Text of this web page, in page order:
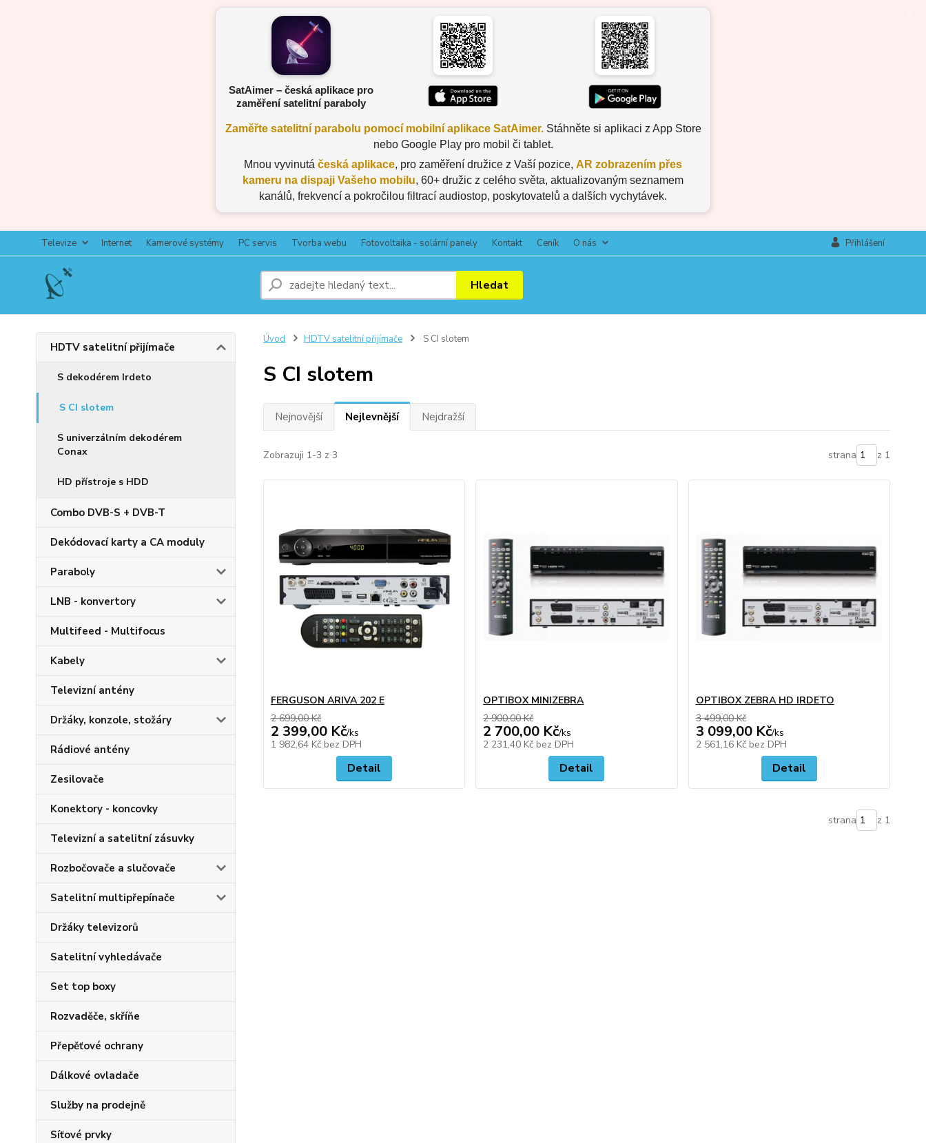
SatAimer – česká aplikace pro
zaměření satelitní paraboly
Zaměřte satelitní parabolu pomocí mobilní aplikace SatAimer.Stáhněte si aplikaci z App Store
nebo Google Play pro mobil či tablet.
Mnou vyvinutá česká aplikace, pro zaměření družice z Vaší pozice, AR zobrazením přes
kameru na dispaji Vašeho mobilu, 60+ družic z celého světa, aktualizovaným seznamem
kanálů, frekvencí a pokročilou filtrací audiostop, poskytovatelů a dalších vychytávek.
Televize Internet Kamerové systémy PC servis Tvorba webu Fotovoltaika - solární panely Kontakt Ceník O nás Přihlášení
Hledat
HDTV satelitní přijímače
S dekodérem Irdeto
S CI slotem
S univerzálním dekodérem
Conax
HD přístroje s HDD
Combo DVB-S + DVB-T
Dekódovací karty a CA moduly
Paraboly
LNB - konvertory
Multifeed - Multifocus
Kabely
Televizní antény
Držáky, konzole, stožáry
Rádiové antény
Zesilovače
Konektory - koncovky
Televizní a satelitní zásuvky
Rozbočovače a slučovače
Satelitní multipřepínače
Držáky televizorů
Satelitní vyhledávače
Set top boxy
Rozvaděče, skříňe
Přepěťové ochrany
Dálkové ovladače
Služby na prodejně
Síťové prvky
Úvod HDTV satelitní přijímače S CI slotem
S CI slotem
Nejnovější Nejlevnější Nejdražší
Zobrazuji 1-3 z 3 strana z 1
FERGUSON ARIVA 202 E
2 699,00 Kč
2 399,00 Kč/ks
1 982,64 Kč bez DPH
Detail
OPTIBOX MINIZEBRA
2 900,00 Kč
2 700,00 Kč/ks
2 231,40 Kč bez DPH
Detail
OPTIBOX ZEBRA HD IRDETO
3 499,00 Kč
3 099,00 Kč/ks
2 561,16 Kč bez DPH
Detail
strana z 1